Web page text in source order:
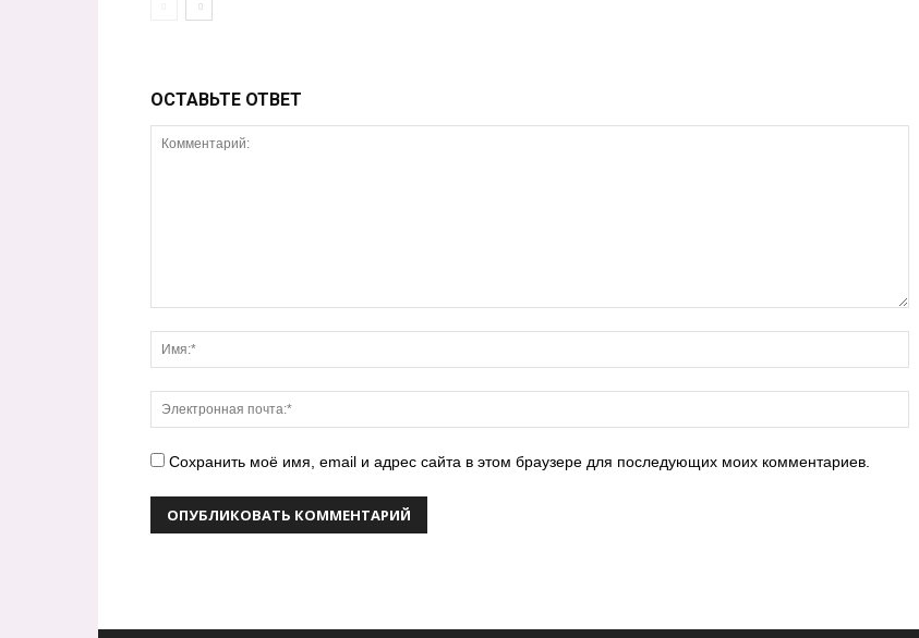
ОСТАВЬТЕ ОТВЕТ
Сохранить моё имя, email и адрес сайта в этом браузере для последующих моих комментариев.